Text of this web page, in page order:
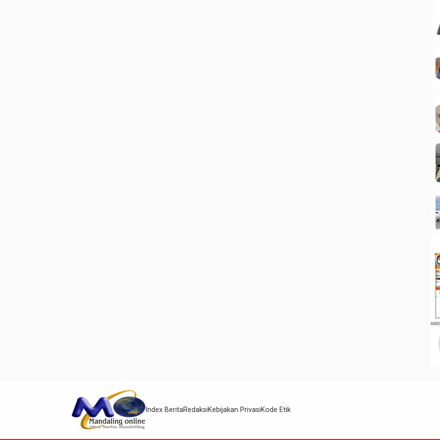
Index BeritaRedaksiKebijakan PrivasiKode Etik